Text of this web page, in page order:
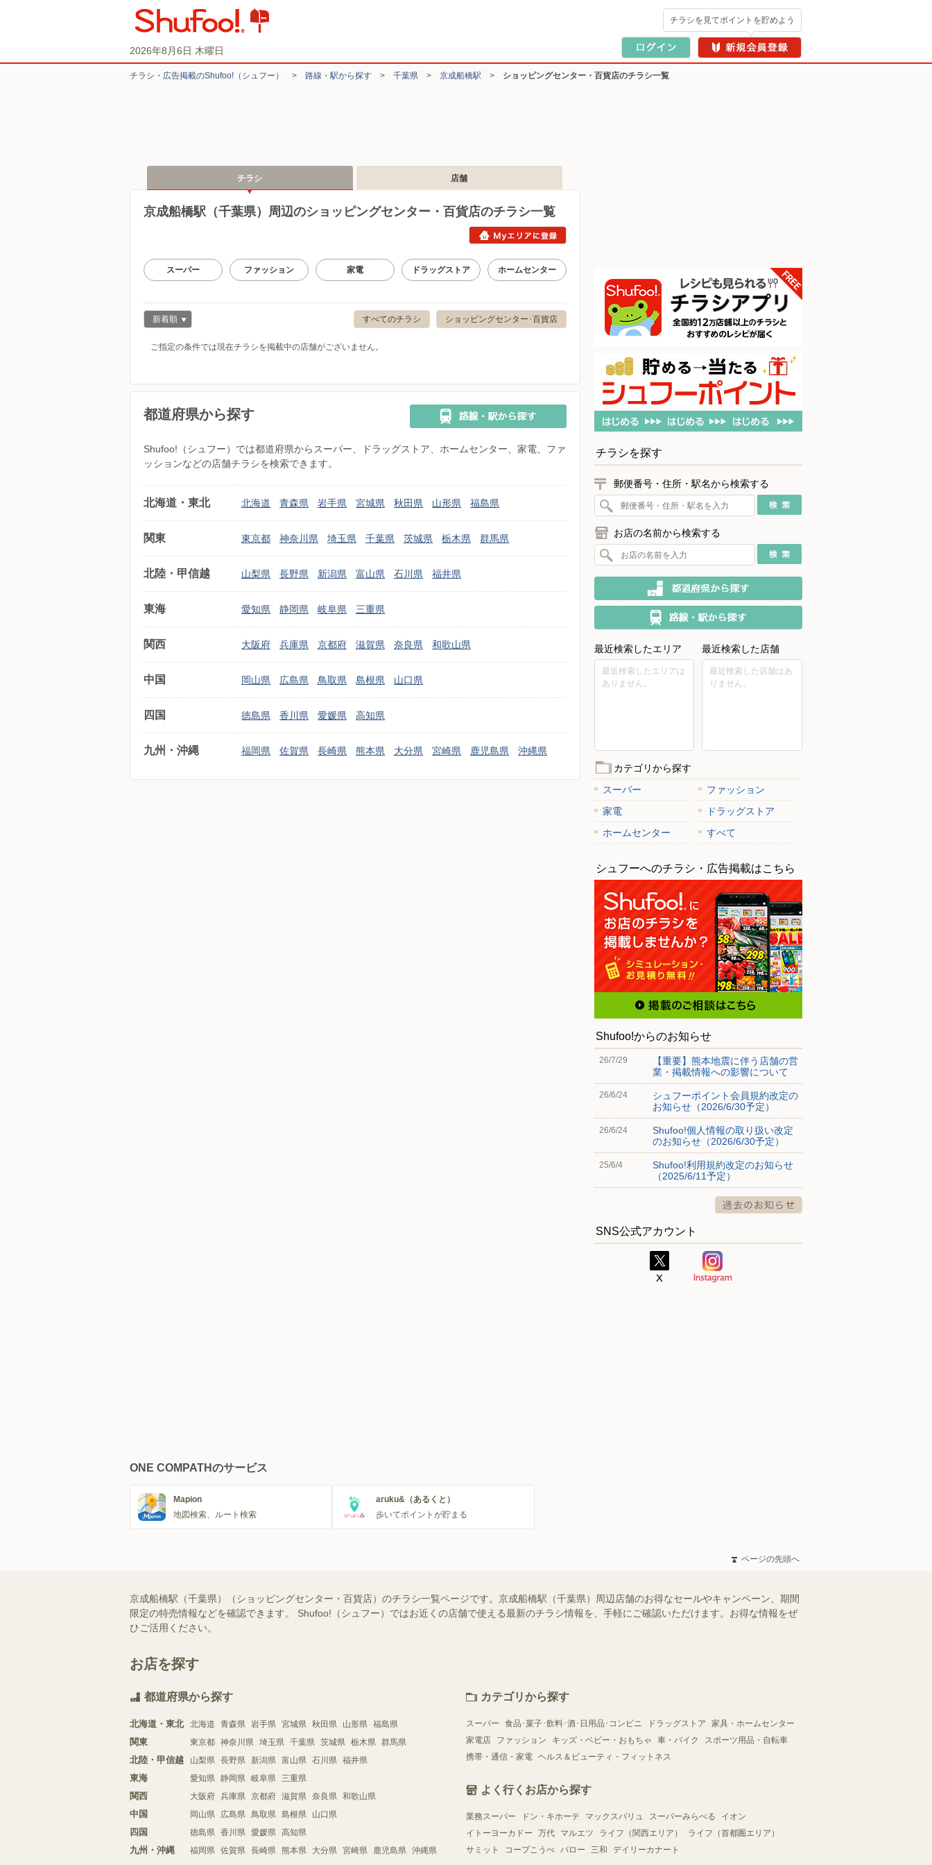
2026年8月6日 木曜日
チラシを見てポイントを貯めよう
チラシ・​広告掲載の​Shufoo!​（シュフー） > 路線・駅から探す > 千葉県 > 京成船橋駅 > ショッピングセンター・百貨店のチラシ一覧
チラシ 店舗
京成船橋駅（千葉県）周辺のショッピングセンター・百貨店のチラシ一覧
スーパー ファッション 家電 ドラッグストア ホームセンター
ショッピングセンター･百貨店
すべてのチラシ
新着順
ご指定の条件では現在チラシを掲載中の店舗がございません。
都道府県から探す
Shufoo!（シュフー）では都道府県からスーパー、ドラッグストア、ホームセンター、家電、ファ
ッションなどの店舗チラシを検索できます。
北海道・東北 北海道 青森県 岩手県 宮城県 秋田県 山形県 福島県
関東 東京都 神奈川県 埼玉県 千葉県 茨城県 栃木県 群馬県
北陸・甲信越 山梨県 長野県 新潟県 富山県 石川県 福井県
東海 愛知県 静岡県 岐阜県 三重県
関西 大阪府 兵庫県 京都府 滋賀県 奈良県 和歌山県
中国 岡山県 広島県 鳥取県 島根県 山口県
四国 徳島県 香川県 愛媛県 高知県
九州・沖縄 福岡県 佐賀県 長崎県 熊本県 大分県 宮崎県 鹿児島県 沖縄県
チラシを探す
郵便番号・住所・駅名から検索する
お店の名前から検索する
最近検索したエリア
最近検索したエリアは
ありません。
最近検索した店舗
最近検索した店舗はあ
りません。
カテゴリから探す
スーパー
ファッション
家電
ドラッグストア
ホームセンター
すべて
シュフーへのチラシ・広告掲載はこちら
Shufoo!からのお知らせ
26/7/29
【重要】熊本地震に伴う店舗の営
業・掲載情報への影響について
26/6/24
シュフーポイント会員規約改定の
お知らせ（2026/6/30予定）
26/6/24
Shufoo!個人情報の取り扱い改定
のお知らせ（2026/6/30予定）
25/6/4
Shufoo!利用規約改定のお知らせ
（2025/6/11予定）
SNS公式アカウント
ONE COMPATHのサービス
Mapion
地図検索、ルート検索
aruku&（あるくと）
歩いてポイントが貯まる
ページの先頭へ
京成船橋駅（千葉県）（ショッピングセンター・百貨店）のチラシ一覧ページです。京成船橋駅（千葉県）周辺店舗のお得なセールやキャンペーン、期間
限定の特売情報などを確認できます。 Shufoo!（シュフー）ではお近くの店舗で使える最新のチラシ情報を、手軽にご確認いただけます。お得な情報をぜ
ひご活用ください。
お店を探す
都道府県から探す
北海道・東北 北海道 青森県 岩手県 宮城県 秋田県 山形県 福島県
関東 東京都 神奈川県 埼玉県 千葉県 茨城県 栃木県 群馬県
北陸・甲信越 山梨県 長野県 新潟県 富山県 石川県 福井県
東海 愛知県 静岡県 岐阜県 三重県
関西 大阪府 兵庫県 京都府 滋賀県 奈良県 和歌山県
中国 岡山県 広島県 鳥取県 島根県 山口県
四国 徳島県 香川県 愛媛県 高知県
九州・沖縄 福岡県 佐賀県 長崎県 熊本県 大分県 宮崎県 鹿児島県 沖縄県
カテゴリから探す
スーパー 食品･菓子･飲料･酒･日用品･コンビニ ドラッグストア
家具・ホームセンター
家電店
ファッション キッズ・ベビー・おもちゃ 車・バイク
スポーツ用品・自転車
携帯・通信・家電 ヘルス＆ビューティ・フィットネス
よく行くお店から探す
業務スーパー ドン・キホーテ マックスバリュ スーパーみらべる
イオン
イトーヨーカドー
万代 マルエツ ライフ（関西エリア）
ライフ（首都圏エリア）
サミット
コープこうべ バロー 三和 デイリーカナート